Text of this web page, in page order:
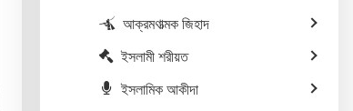
আক্রমণাত্মক জিহাদ
ইসলামী শরীয়ত
ইসলামিক আকীদা